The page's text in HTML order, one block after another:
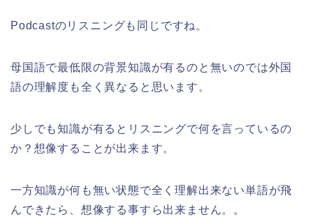
Podcastのリスニングも同じですね。
母国語で最低限の背景知識が有るのと無いのでは外国
語の理解度も全く異なると思います。
少しでも知識が有るとリスニングで何を言っているの
か？想像することが出来ます。
一方知識が何も無い状態で全く理解出来ない単語が飛
んできたら、想像する事すら出来ません。。